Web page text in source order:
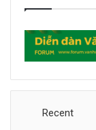
Recent